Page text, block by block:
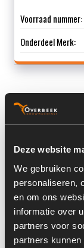
Deze website
We gebruiken
personaliseren,
en om ons
informatie over
partners voor
partners
Voorraad nummer:
Onderdeel Merk:
Informatie
Afmetingen
Land:
Overige